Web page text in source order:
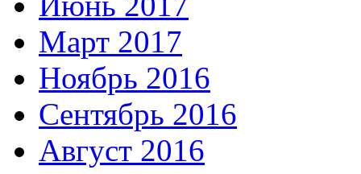
Март 2017
Ноябрь 2016
Сентябрь 2016
Август 2016